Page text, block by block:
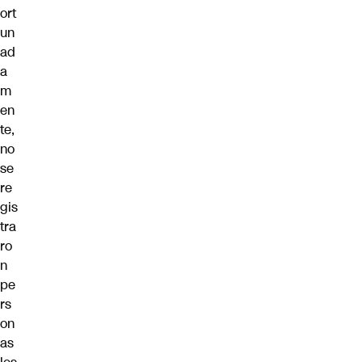
ort
un
ad
a
m
en
te,
no
se
re
gis
tra
ro
n
pe
rs
on
as